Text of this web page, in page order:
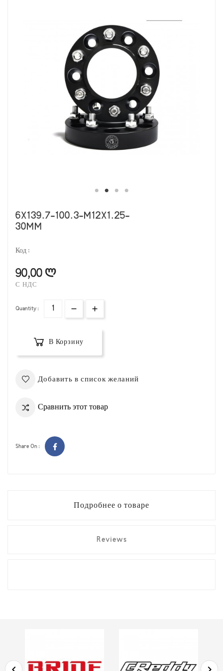
6X139.7-100.3-M12X1.25-
30MM
Код :
90,00 ლ
С НДС
Quantity :
В Корзину
Добавить в список желаний
Сравнить этот товар
Share On :
Подробнее о товаре
Reviews